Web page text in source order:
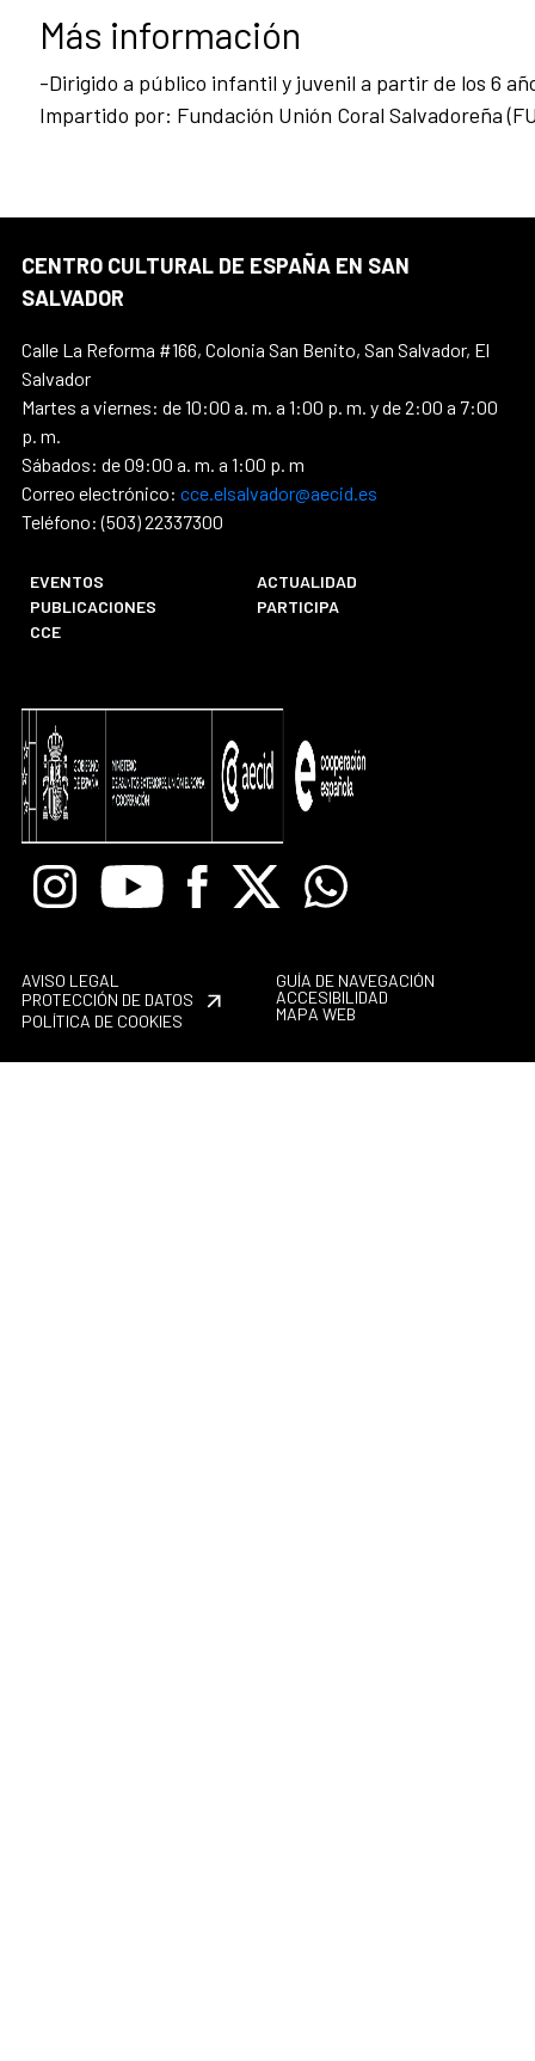
Más información
-Dirigido a público infantil y juvenil a partir de los 6
Impartido por: Fundación Unión Coral Salvadoreña
CENTRO CULTURAL DE ESPAÑA EN SAN
SALVADOR
Calle La Reforma #166, Colonia San Benito, San Salvador, El
Salvador
Martes a viernes: de 10:00 a. m. a 1:00 p. m. y de 2:00 a 7:00
p. m.
Sábados: de 09:00 a. m. a 1:00 p. m
Correo electrónico: cce.elsalvador@aecid.es
Teléfono: (503) 22337300
EVENTOS
ACTUALIDAD
PUBLICACIONES
PARTICIPA
CCE
InstagramYoutube Facebook
X Whatsapp
AVISO LEGAL
PROTECCIÓN DE DATOS
POLÍTICA DE COOKIES
GUÍA DE NAVEGACIÓN
ACCESIBILIDAD
MAPA WEB